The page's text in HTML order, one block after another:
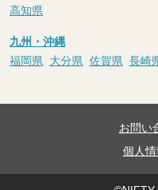
高知県
九州・沖縄
福岡県 大分県 佐賀県 長崎
お問い
個人